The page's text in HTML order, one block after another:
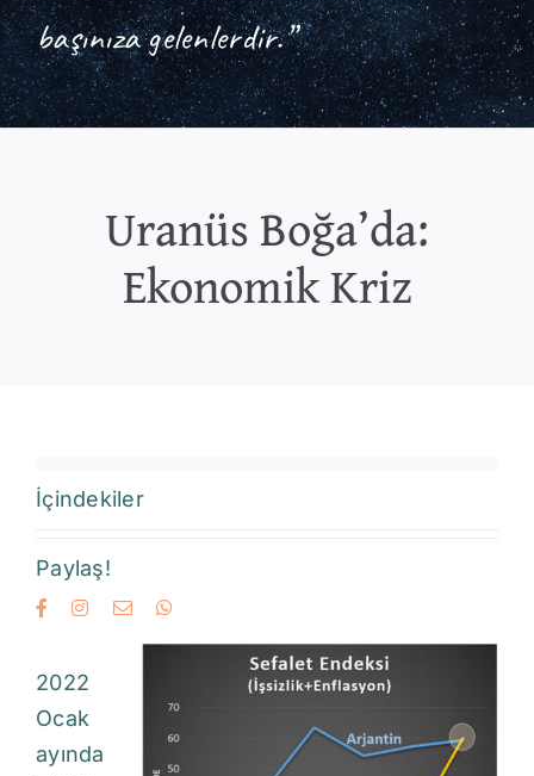
başınıza gelenlerdir.”
Uranüs Boğa’da:
Ekonomik Kriz
İçindekiler
Paylaş!
2022
Ocak
ayında